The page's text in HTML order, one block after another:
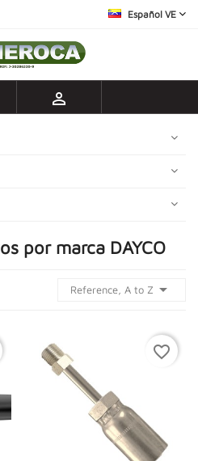
Español VE

por marca DAYCO
Reference, A to Z 
favorite_border